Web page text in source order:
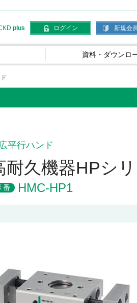
plus ログイン 新規会
資料・ダウンロ
平行ハンド
耐久機器HPシ
番 HMC-HP1